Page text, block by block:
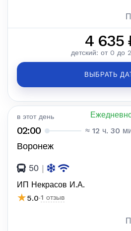
4 635
детский: от 0 до
ВЫБРАТЬ
в этот день
02:00 ≈ 12 ч. 30
Воронеж
50 |
ИП Некрасов И.А.
★5.0·1 отзыв